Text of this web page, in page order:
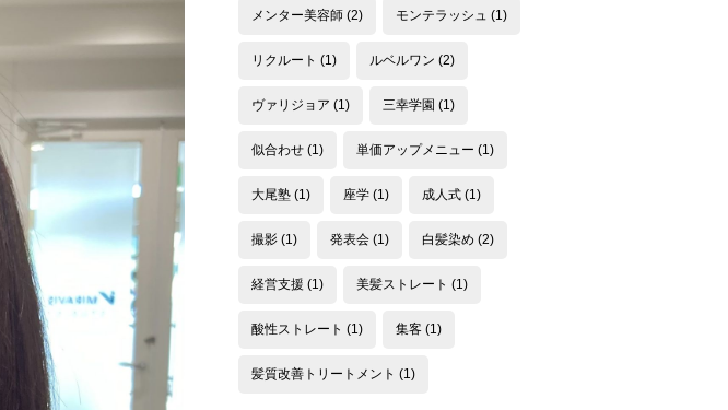
メンター美容師 (2) モンテラッシュ (1)
リクルート (1) ルベルワン (2)
ヴァリジョア (1) 三幸学園 (1)
似合わせ (1) 単価アップメニュー (1)
大尾塾 (1) 座学 (1) 成人式 (1)
撮影 (1) 発表会 (1) 白髪染め (2)
経営支援 (1) 美髪ストレート (1)
酸性ストレート (1) 集客 (1)
髪質改善トリートメント (1)